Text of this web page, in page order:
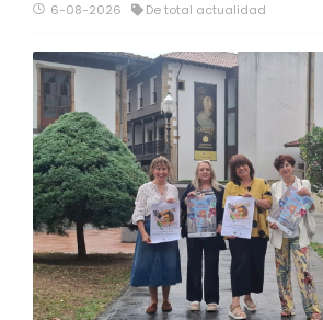
6-08-2026 De total actualidad